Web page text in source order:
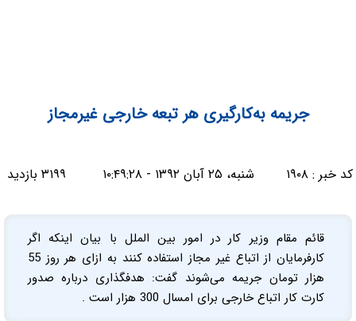
جریمه به‌کارگیری هر تبعه خارجی غیرمجاز
کد خبر : ۱۹۰۸ شنبه، ۲۵ آبان ۱۳۹۲ - ۱۰:۴۹:۲۸ ۳۱۹۹ بازدید
قائم مقام وزیر کار در امور بین الملل با بیان اینکه اگر
کارفرمایان از اتباع غیر مجاز استفاده کنند به ازای هر روز 55
هزار تومان جریمه می‌شوند گفت: هدفگذاری درباره صدور
کارت کار اتباع خارجی برای امسال 300 هزار است .